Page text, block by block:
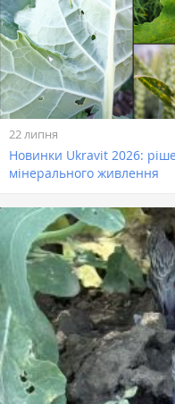
22 липня
Новинки Ukravit 2026:
мінерального живлення